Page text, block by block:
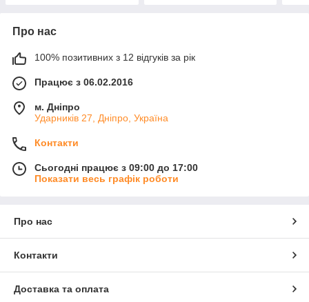
Про нас
100% позитивних з 12 відгуків за рік
Працює з 06.02.2016
м. Дніпро
Ударників 27, Дніпро, Україна
Контакти
Сьогодні працює з 09:00 до 17:00
Показати весь графік роботи
Про нас
Контакти
Доставка та оплата